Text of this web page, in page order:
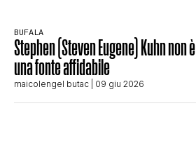
BUFALA
Stephen (Steven Eugene) Kuhn non è
una fonte affidabile
maicolengel butac | 09 giu 2026